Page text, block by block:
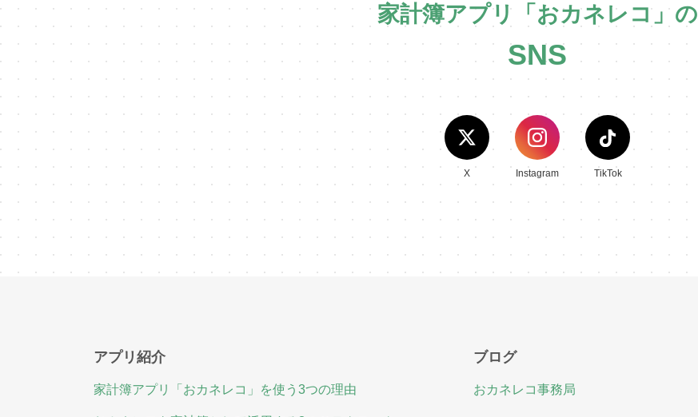
家計簿アプリ「おカネレコ」の
SNS
X Instagram TikTok
アプリ紹介
家計簿アプリ「おカネレコ」を使う3つの理由
ブログ
おカネレコ事務局